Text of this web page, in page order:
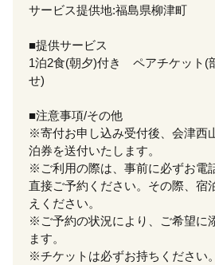
サービス提供地:福島県柳津町
■提供サービス
1泊2食(朝夕)付き ペアチケット(
せ)
■注意事項/その他
※寄付お申し込み受付後、会津
泊券を送付いたします。
※ご利用の際は、事前に必ずお電
直接ご予約ください。その際、宿
えください。
※ご予約の状況により、ご希望に
ます。
※チケットは必ずお持ちください